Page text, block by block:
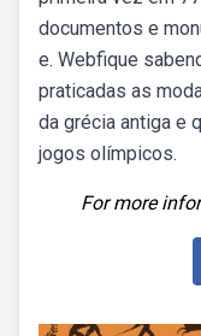
documentos e
e. Webfique
praticadas as
da grécia antiga e
jogos olímpicos.
For more